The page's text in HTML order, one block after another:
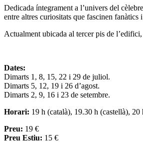
Dedicada íntegrament a l’univers del
entre altres curiositats que fascinen fanàtics
Actualment ubicada al tercer pis de
Dates:
Dimarts 1, 8, 15, 22 i 29 de juliol.
Dimarts 5, 12, 19 i 26 d’agost.
Dimarts 2, 9, 16 i 23 de setembre.
Horari: 19 h (català), 19.30 h (castellà),
Preu: 19 €
Preu Estiu: 15 €